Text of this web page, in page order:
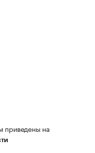
приведены на